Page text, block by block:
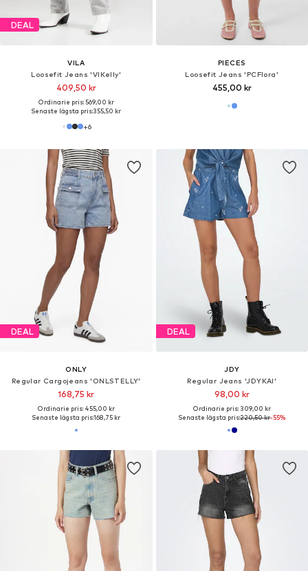
DEAL
VILA
Loosefit Jeans 'VIKelly'
409,50 kr
Ordinarie pris: 569,00 kr
Senaste lägsta pris:355,50 kr
+6
PIECES
Loosefit Jeans 'PCFlora'
455,00 kr
DEAL
ONLY
Regular Cargojeans 'ONLSTELLY'
168,75 kr
Ordinarie pris: 455,00 kr
Senaste lägsta pris:168,75 kr
DEAL
JDY
Regular Jeans 'JDYKAI'
98,00 kr
Ordinarie pris: 309,00 kr
Senaste lägsta pris:220,50 kr-55%